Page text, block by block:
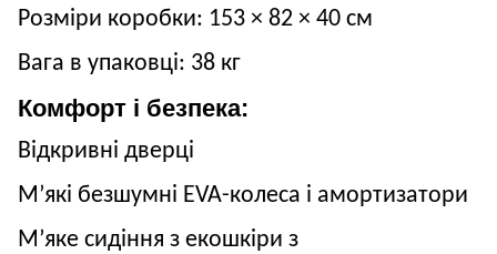
Розміри коробки: 153 × 82 × 40 см
Вага в упаковці: 38 кг
Комфорт і безпека:
Відкривні дверці
М’які безшумні EVA-колеса і амортизатори
М’яке сидіння з екошкіри з